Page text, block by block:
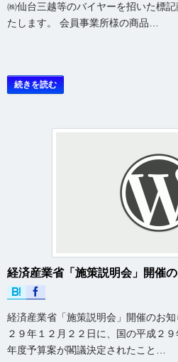
㈱仙台三越等のバイヤーを招いた標
たします。 会員事業所様の商品…
続きを読む
経済産業省「施策説明会」開催
経済産業省「施策説明会」開催のお
２９年１２月２２日に、国の平成２
年度予算案が閣議決定されたこと…